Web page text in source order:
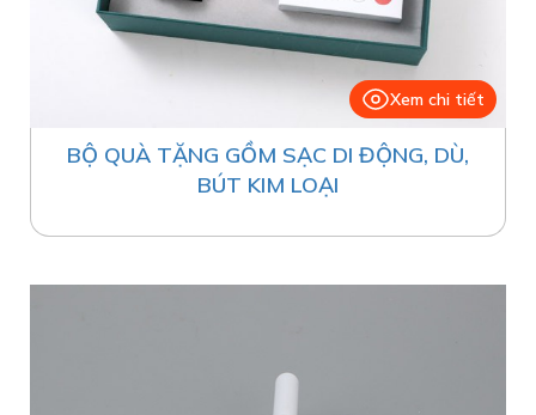
Xem chi tiết
BỘ QUÀ TẶNG GỒM SẠC DI ĐỘNG, DÙ,
BÚT KIM LOẠI